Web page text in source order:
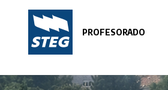
PROFESORADO